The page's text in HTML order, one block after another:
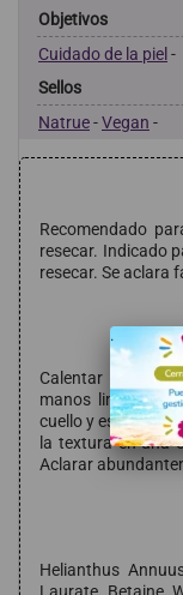
Objetivos
Cuidado de la piel-
Sellos
Natrue-Vegan -
Recomendado
resecar. Indicado
resecar. Se aclara
Calentar una
manos limpias y
cuello y escote).
la textura en una
Aclarar
Helianthus
Laurate, Betaine,